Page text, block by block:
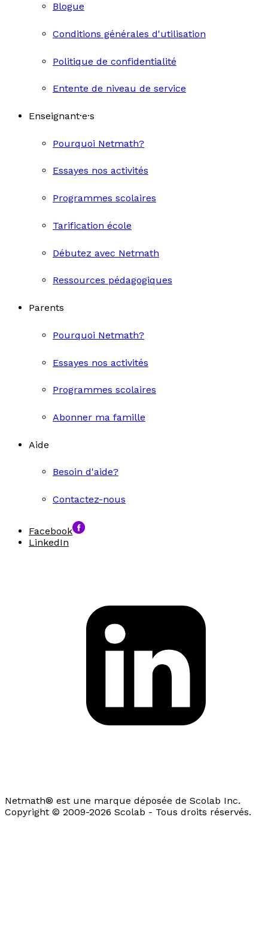
Blogue
Conditions générales d'utilisation
Politique de confidentialité
Entente de niveau de service
Enseignant·e·s
Pourquoi Netmath?
Essayes nos activités
Programmes scolaires
Tarification école
Débutez avec Netmath
Ressources pédagogiques
Parents
Pourquoi Netmath?
Essayes nos activités
Programmes scolaires
Abonner ma famille
Aide
Besoin d'aide?
Contactez-nous
Facebook
LinkedIn
Netmath® est une marque déposée de Scolab Inc.
Copyright © 2009-2026 Scolab - Tous droits réservés.